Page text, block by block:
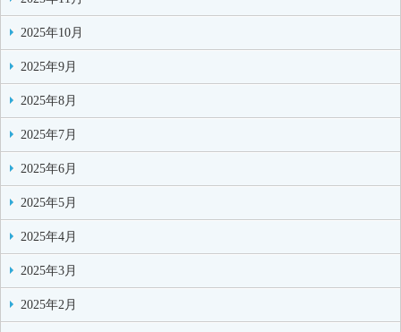
2025年10月
2025年9月
2025年8月
2025年7月
2025年6月
2025年5月
2025年4月
2025年3月
2025年2月